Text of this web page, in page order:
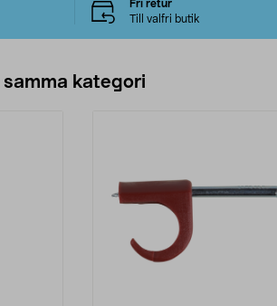
Fri retur
Till valfri butik
kategori